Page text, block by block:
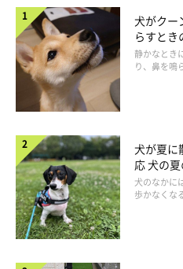
「輪ゴムをくわえて逃げたの
たら、輪ゴムごと食べられた
「カバンを漁り、中に入って
まった。すぐに病院へ連れて
「歯磨きシートを食べてしま
に飛んで行きました」
「大好きな歯磨きガムをテー
程度部屋から離れて戻ったら
て。夜中から吐きまくって、
犬がクー
らすとき
静かなとき
り、鼻を鳴
犬が夏に
応 犬の
犬のなかに
歩かなくな